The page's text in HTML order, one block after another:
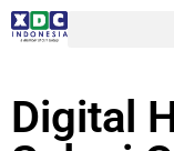
Digital